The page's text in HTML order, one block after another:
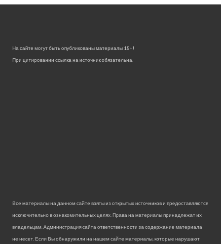
На сайте могут быть опубликованы материалы 18+!
При цитировании ссылка на источник обязательна.
Все материалы на данном сайте взяты из открытых источников и предоставляются
исключительно в ознакомительных целях. Права на материалы принадлежат их
владельцам. Администрация сайта ответственности за содержание материала
не несет. Если Вы обнаружили на нашем сайте материалы, которые нарушают